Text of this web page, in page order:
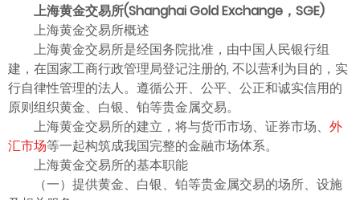
繁體中文
한글
日本語
Tiếng việt
上海黄金交易所(Shanghai Gold Exchange，SGE)
上海黄金交易所概述
上海黄金交易所是经国务院批准，由中国人民银行组
建，在国家工商行政管理局登记注册的, 不以营利为目的，实
行自律性管理的法人。遵循公开、公平、公正和诚实信用的
原则组织黄金、白银、铂等贵金属交易。
上海黄金交易所的建立，将与货币市场、证券市场、 外
汇市场等一起构筑成我国完整的金融市场体系。
上海黄金交易所的基本职能
（一）提供黄金、白银、铂等贵金属交易的场所、设施